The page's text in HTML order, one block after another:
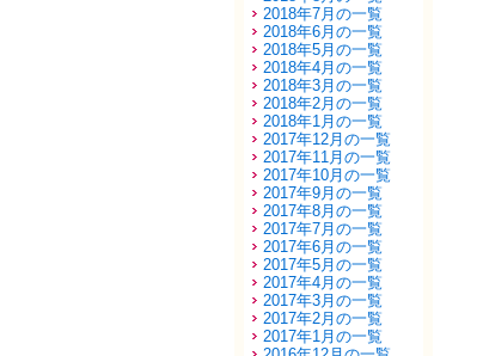
2018年7月の一覧
2018年6月の一覧
2018年5月の一覧
2018年4月の一覧
2018年3月の一覧
2018年2月の一覧
2018年1月の一覧
2017年12月の一覧
2017年11月の一覧
2017年10月の一覧
2017年9月の一覧
2017年8月の一覧
2017年7月の一覧
2017年6月の一覧
2017年5月の一覧
2017年4月の一覧
2017年3月の一覧
2017年2月の一覧
2017年1月の一覧